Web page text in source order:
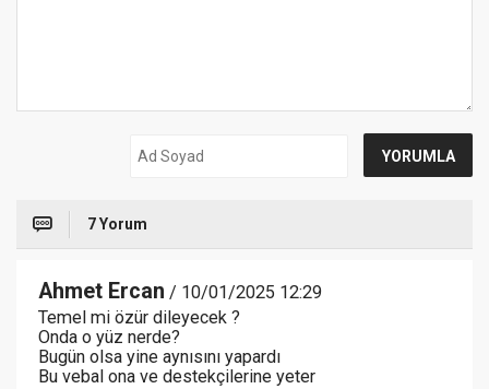
7 Yorum
Ahmet Ercan / 10/01/2025 12:29
Temel mi özür dileyecek ?
Onda o yüz nerde?
Bugün olsa yine aynısını yapardı
Bu vebal ona ve destekçilerine yeter